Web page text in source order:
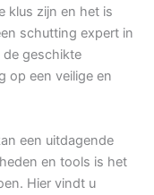
klus zijn en het is
schutting expert in
de geschikte
op een veilige en
een uitdagende
en tools is het
Hier vindt u